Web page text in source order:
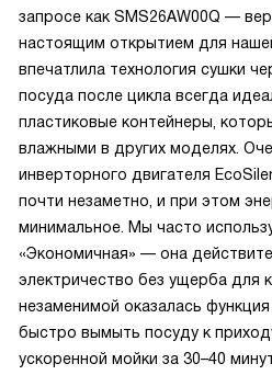
запросе как SMS26AW00Q —
настоящим открытием для
впечатлила технология сушки
посуда после цикла всегда
пластиковые контейнеры,
влажными в других моделях.
инверторного двигателя
почти незаметно, и при этом
минимальное. Мы часто
«Экономичная» — она
электричество без ущерба для
незаменимой оказалась
быстро вымыть посуду к
ускоренной мойки за 30–40